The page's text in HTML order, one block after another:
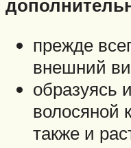
прежде
внешний
образуясь
волосяной
также и